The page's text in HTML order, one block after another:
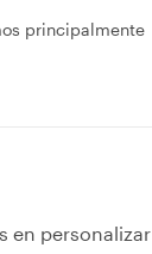
principalmente
en personalizar